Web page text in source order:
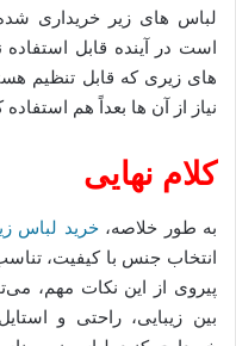
لباس ‌های زیر خریداری
است در آینده قابل
‌های زیری که قابل تنظیم
نیاز از آن ‌ها بعداً هم استفاده
کلام نهایی
به طور خلاصه،خرید لباس
انتخاب جنس با کیفیت،
پیروی از این نکات مهم،
بین زیبایی، راحتی و